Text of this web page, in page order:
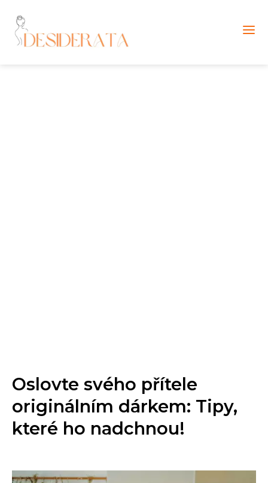
Oslovte svého přítele
originálním dárkem: Tipy,
které ho nadchnou!